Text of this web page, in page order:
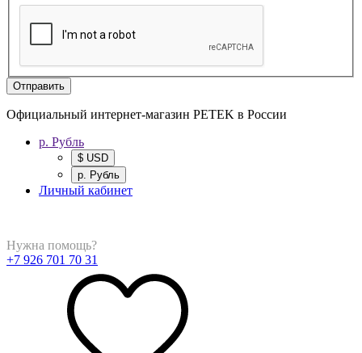
Отправить
Официальный интернет-магазин PETEK в России
р. Рубль
$ USD
р. Рубль
Личный кабинет
Нужна помощь?
+7 926 701 70 31